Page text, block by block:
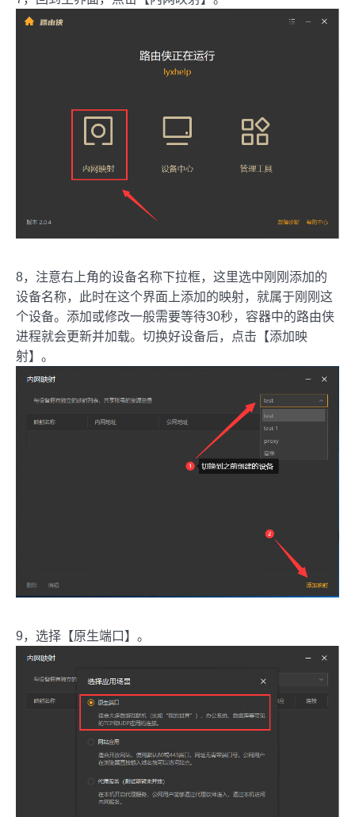
8，注意右上角的设备名称下拉框，这里选中刚刚添加的
设备名称，此时在这个界面上添加的映射，就属于刚刚这
个设备。添加或修改一般需要等待30秒，容器中的路由侠
进程就会更新并加载。切换好设备后，点击【添加映
射】。
9，选择【原生端口】。